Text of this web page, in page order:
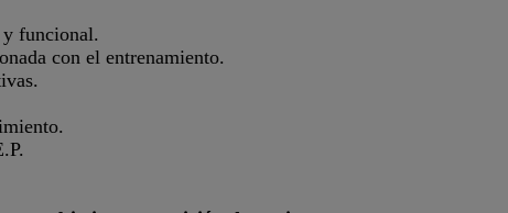
funcional.
con el entrenamiento.